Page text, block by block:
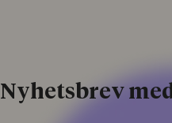
Nyhetsbrev